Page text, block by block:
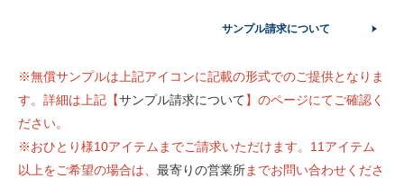
サンプル請求について
※無償サンプルは上記アイコンに記載の形式でのご提供となりま
す。詳細は上記【サンプル請求について】のページにてご確認く
ださい。
※おひとり様10アイテムまでご請求いただけます。11アイテム
以上をご希望の場合は、 最寄りの営業所までお問い合わせくださ